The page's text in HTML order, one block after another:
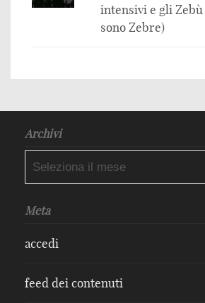
intensivi e gli Zebù
sono Zebre)
Archivi
Archivi
Meta
accedi
feed dei contenuti